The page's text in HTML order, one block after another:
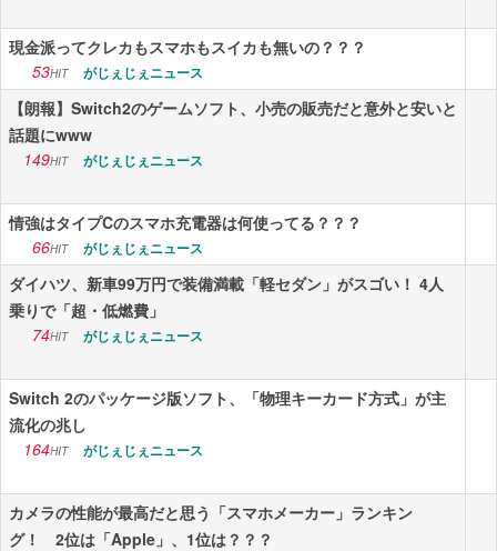
現金派ってクレカもスマホもスイカも無いの？？？
53HIT がじぇじぇニュース
【朗報】Switch2のゲームソフト、小売の販売だと意外と安いと
話題にwww
149HIT がじぇじぇニュース
情強はタイプCのスマホ充電器は何使ってる？？？
66HIT がじぇじぇニュース
ダイハツ、新車99万円で装備満載「軽セダン」がスゴい！ 4人
乗りで「超・低燃費」
74HIT がじぇじぇニュース
Switch 2のパッケージ版ソフト、「物理キーカード方式」が主
流化の兆し
164HIT がじぇじぇニュース
カメラの性能が最高だと思う「スマホメーカー」ランキン
グ！ 2位は「Apple」、1位は？？？